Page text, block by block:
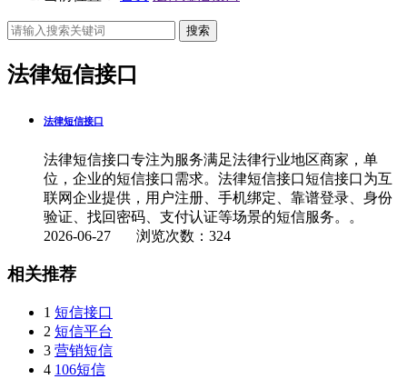
搜索
法律短信接口
法律短信接口
法律短信接口专注为服务满足法律行业地区商家，单
位，企业的短信接口需求。法律短信接口短信接口为互
联网企业提供，用户注册、手机绑定、靠谱登录、身份
验证、找回密码、支付认证等场景的短信服务。。
2026-06-27 浏览次数：324
相关推荐
1 短信接口
2 短信平台
3 营销短信
4 106短信